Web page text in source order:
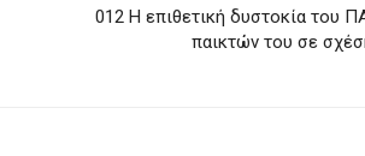
012 Η επιθετική δυστοκία του
παικτών του σε